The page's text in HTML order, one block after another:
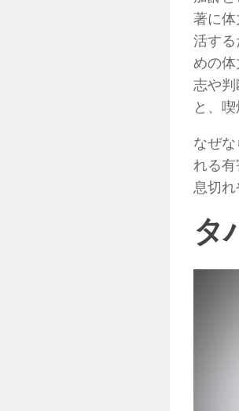
著に
活す
めの
志や
と、
なぜ
れる
息切
タ